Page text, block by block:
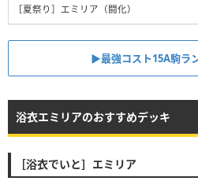
［夏祭り］エミリア（闘化）
▶︎最強コスト15A駒ラ
浴衣エミリアのおすすめデッキ
［浴衣でいと］エミリア